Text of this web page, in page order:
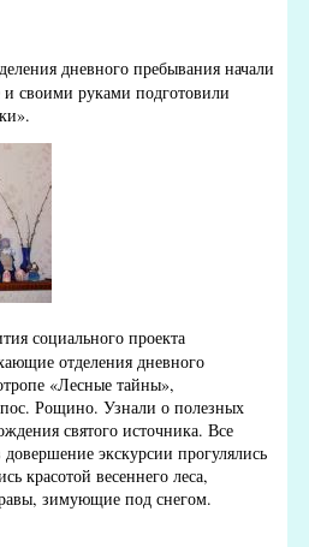
дневного пребывания начали
своими руками подготовили
социального проекта
отделения дневного
«Лесные тайны»,
Рощино. Узнали о полезных
святого источника. Все
экскурсии прогулялись
красотой весеннего леса,
зимующие под снегом.